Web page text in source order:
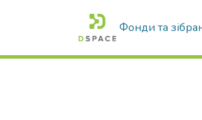
Фонди та